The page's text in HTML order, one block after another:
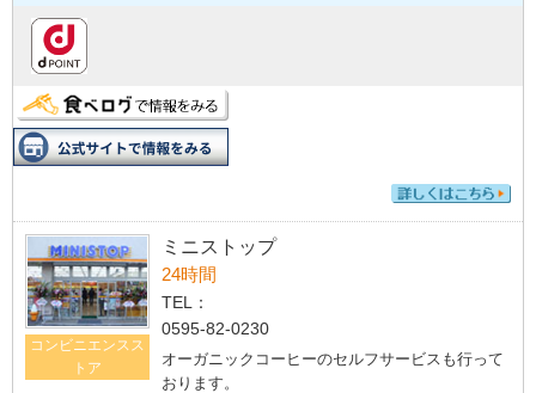
コンビニエンスス
トア
ミニストップ
24時間
TEL：
0595-82-0230
オーガニックコーヒーのセルフサービスも行って
おります。